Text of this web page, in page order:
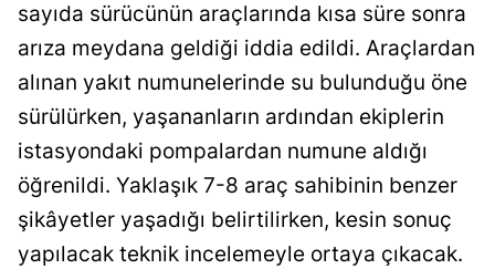
sayıda sürücünün araçlarında kısa süre sonra
arıza meydana geldiği iddia edildi. Araçlardan
alınan yakıt numunelerinde su bulunduğu öne
sürülürken, yaşananların ardından ekiplerin
istasyondaki pompalardan numune aldığı
öğrenildi. Yaklaşık 7-8 araç sahibinin benzer
şikâyetler yaşadığı belirtilirken, kesin sonuç
yapılacak teknik incelemeyle ortaya çıkacak.